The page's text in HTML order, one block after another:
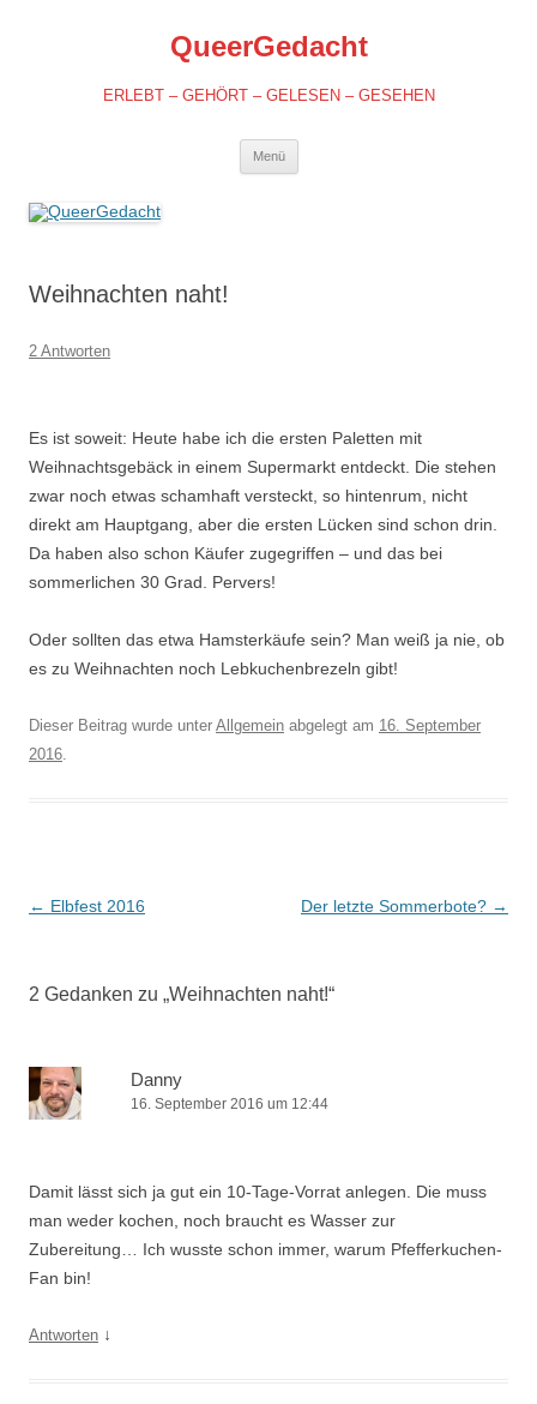
QueerGedacht
ERLEBT – GEHÖRT – GELESEN – GESEHEN
Menü
Weihnachten naht!
2 Antworten
Es ist soweit: Heute habe ich die ersten Paletten mit
Weihnachtsgebäck in einem Supermarkt entdeckt. Die stehen
zwar noch etwas schamhaft versteckt, so hintenrum, nicht
direkt am Hauptgang, aber die ersten Lücken sind schon drin.
Da haben also schon Käufer zugegriffen – und das bei
sommerlichen 30 Grad. Pervers!
Oder sollten das etwa Hamsterkäufe sein? Man weiß ja nie, ob
es zu Weihnachten noch Lebkuchenbrezeln gibt!
Dieser Beitrag wurde unter Allgemein abgelegt am 16. September
2016.
Beitrags-
← Elbfest 2016 Der letzte Sommerbote? →
2 Gedanken zu „Weihnachten naht!“
Danny
16. September 2016 um 12:44
Damit lässt sich ja gut ein 10-Tage-Vorrat anlegen. Die muss
man weder kochen, noch braucht es Wasser zur
Zubereitung… Ich wusste schon immer, warum Pfefferkuchen-
Fan bin!
Antworten ↓